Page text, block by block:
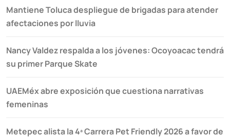
Mantiene Toluca despliegue de brigadas para atender
afectaciones por lluvia
Nancy Valdez respalda a los jóvenes: Ocoyoacac tendrá
su primer Parque Skate
UAEMéx abre exposición que cuestiona narrativas
femeninas
Metepec alista la 4ª Carrera Pet Friendly 2026 a favor de